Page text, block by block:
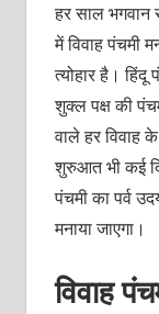
हर साल भगवान
में विवाह पंचमी
त्‍योहार है।
शुक्ल पक्ष की
वाले हर विवाह
शुरुआत भी कई
पंचमी का पर्व
मनाया जाएगा।
विवाह